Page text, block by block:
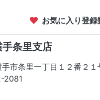
お気に入り登録
条里支店
市条里一丁目１２番２１
2081